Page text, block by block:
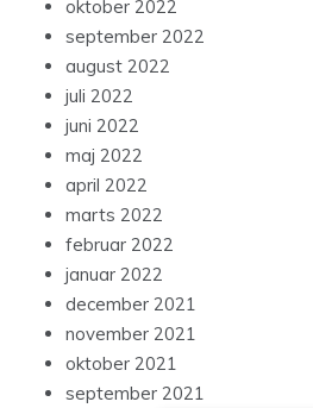
oktober 2022
september 2022
august 2022
juli 2022
juni 2022
maj 2022
april 2022
marts 2022
februar 2022
januar 2022
december 2021
november 2021
oktober 2021
september 2021